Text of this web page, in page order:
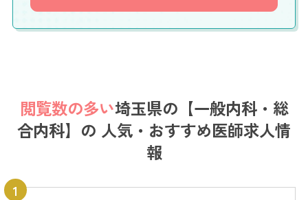
閲覧数の多い埼玉県の【一般内科・総
合内科】の 人気・おすすめ医師求人情
報